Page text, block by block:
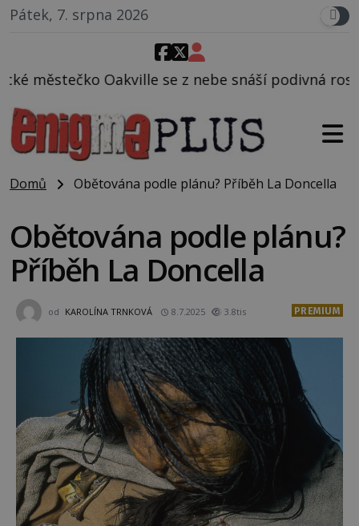
Pátek, 7. srpna 2026
z nebe snáší podivná rosolovitá látka
Domů Obětována podle plánu? Příběh La Doncella
Obětována podle plánu?
Příběh La Doncella
od KAROLÍNA TRNKOVÁ 8.7.2025 3.8tis PREMIUM